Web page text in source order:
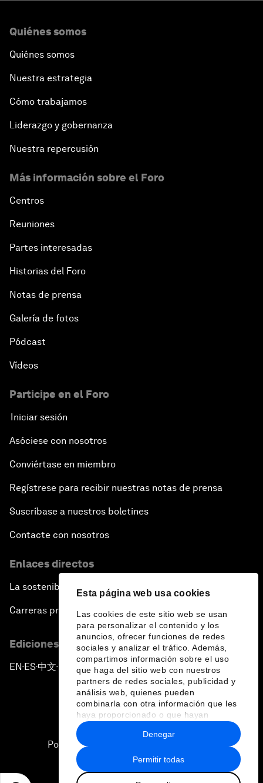
Esta página web usa cookies
Las cookies de este sitio web se usan
para personalizar el contenido y los
anuncios, ofrecer funciones de redes
sociales y analizar el tráfico. Además,
compartimos información sobre el uso
que haga del sitio web con nuestros
partners de redes sociales, publicidad y
análisis web, quienes pueden
combinarla con otra información que les
haya proporcionado o que hayan
recopilado a partir del uso que haya
hecho de sus servicios.
Permitir todas
Denegar
Quiénes somos
Quiénes somos
Nuestra estrategia
Cómo trabajamos
Liderazgo y gobernanza
Nuestra repercusión
Más información sobre el Foro
Centros
Reuniones
Partes interesadas
Historias del Foro
Notas de prensa
Galería de fotos
Pódcast
Vídeos
Participe en el Foro
Iniciar sesión
Asóciese con nosotros
Conviértase en miembro
Regístrese para recibir nuestras notas de prensa
Suscríbase a nuestros boletines
Contacte con nosotros
Enlaces directos
La sostenibilidad en el Foro
Carreras profesionales
Ediciones en otros idiomas
EN ▪ ES▪中文▪ 日本語
Política de privacidad y normas de uso